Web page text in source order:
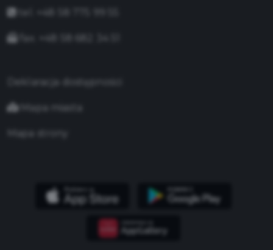
Deklaracja dostępności
Mapa miasta
Mapa strony